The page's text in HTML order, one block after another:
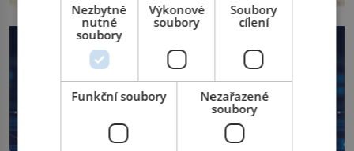
Nezbytně
nutné
soubory
Výkonové
soubory
Soubory
cílení
Funkční soubory
Nezařazené
soubory